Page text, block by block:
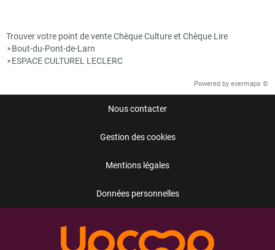
Trouver votre point de vente Chèque Culture et Chèque Lire
> Bout-du-Pont-de-Larn
> ESPACE CULTUREL LECLERC
Powered by evermaps ©
Nous contacter
Gestion des cookies
Mentions légales
Données personnelles